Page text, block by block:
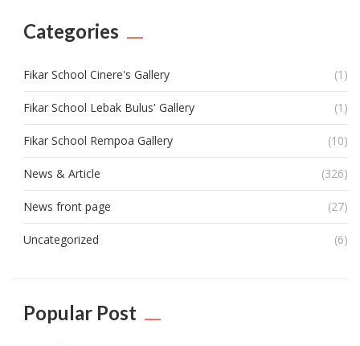
Categories
Fikar School Cinere's Gallery (1)
Fikar School Lebak Bulus' Gallery (1)
Fikar School Rempoa Gallery (10)
News & Article (326)
News front page (27)
Uncategorized (6)
Popular Post